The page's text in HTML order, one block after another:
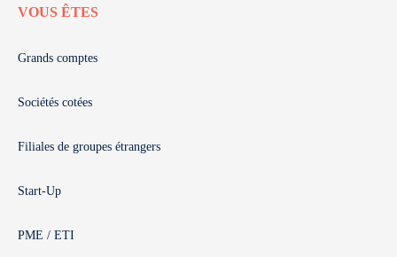
VOUS ÊTES
Grands comptes
Sociétés cotées
Filiales de groupes étrangers
Start-Up
PME / ETI